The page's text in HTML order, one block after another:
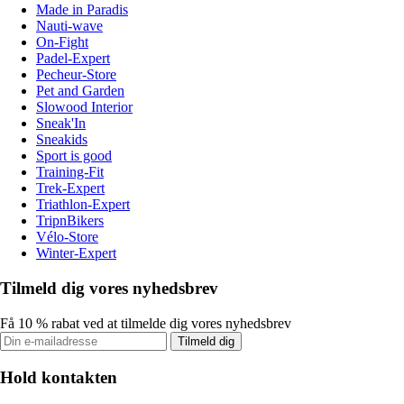
Made in Paradis
Nauti-wave
On-Fight
Padel-Expert
Pecheur-Store
Pet and Garden
Slowood Interior
Sneak'In
Sneakids
Sport is good
Training-Fit
Trek-Expert
Triathlon-Expert
TripnBikers
Vélo-Store
Winter-Expert
Tilmeld dig vores nyhedsbrev
Få 10 % rabat ved at tilmelde dig vores nyhedsbrev
Tilmeld dig
Hold kontakten